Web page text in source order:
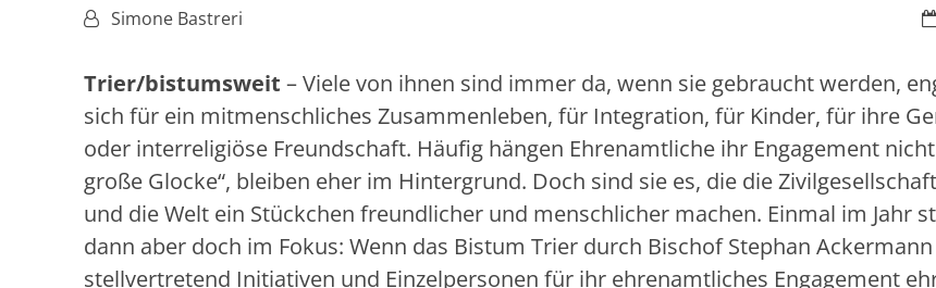
Von:Simone Bastreri
Trier/bistumsweit – Viele von ihnen sind immer da, wenn sie gebraucht werden,
sich für ein mitmenschliches Zusammenleben, für Integration, für Kinder, für ihre
oder interreligiöse Freundschaft. Häufig hängen Ehrenamtliche ihr Engagement
große Glocke“, bleiben eher im Hintergrund. Doch sind sie es, die die
und die Welt ein Stückchen freundlicher und menschlicher machen. Einmal im Jahr
dann aber doch im Fokus: Wenn das Bistum Trier durch Bischof Stephan Ackermann
stellvertretend Initiativen und Einzelpersonen für ihr ehrenamtliches Engagement